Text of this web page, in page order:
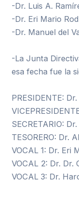
-Dr. Luis A.
-Dr. Eri Mario
-Dr. Manuel del
-La Junta
esa fecha fue la
PRESIDENTE:
SECRETARIO:
TESORERO: Dr.
VOCAL 1: Dr. Eri
VOCAL 2: Dr. Dr.
VOCAL 3: Dr.